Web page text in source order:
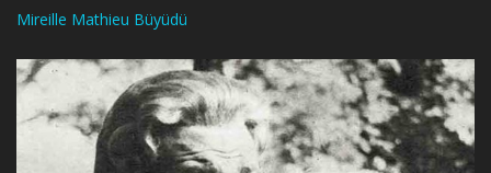
Mireille Mathieu Büyüdü